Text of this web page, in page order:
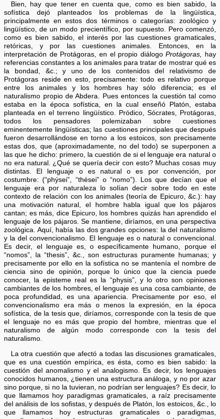
Bien, hay que tener en cuenta que, como es bien sabido, la
sofística dejó planteados los problemas de la lingüística,
principalmente en estos dos términos o categorías: zoológico y
lingüístico, de un modo precientífico, por supuesto. Pero comenzó,
como es bien sabido, el interés por las cuestiones gramaticales,
retóricas, y por las cuestiones animales. Entonces, en la
interpretación de Protágoras, en el propio diálogoProtágoras, hay
referencias constantes a los animales para tratar de mostrar qué es
la bondad, &c.; y uno de los contenidos del relativismo de
Protágoras reside en esto, precisamente: todo es relativo porque
entre los animales y los hombres hay sólo diferencia; es el
naturalismo propio de Abdera. Pues entonces la cuestión tal como
estaba en la época sofística, en la cual enseñó Platón, estaba
planteada en el terreno lingüístico. Pródico, Sócrates, Protágoras,
todos los pensadores polemizaban sobre cuestiones
eminentemente lingüísticas; las cuestiones principales que después
fueron desarrollándose en torno a los estoicos, son precisamente
estas dos, que (aproximadamente, no del todo) se superponen a
las que he dicho: primero, la cuestión de si el lenguaje era natural o
no era natural. ¿Qué se quería decir con esto? Muchas cosas muy
distintas. El lenguaje o es natural o es por convención, por
costumbre: (“phýsei”, “thései” o “nomo”). Los que decían que el
lenguaje era por naturaleza lo solían decir sobre todo en este
contexto de relación con los animales (teoría de Epicuro, &c.): hay
una motivación natural, el hombre habla igual que los pájaros
cantan; es más, dice Epicuro, los hombres quizás han aprendido el
lenguaje de los pájaros. Se mantiene, diríamos, en una perspectiva
zoológica. Aquí, había las dos grandes opciones: la del naturalismo
y la del convencionalismo. El lenguaje es o natural o convencional.
Es decir, el lenguaje es, o específicamente humano, porque el
“nomos”, la “thesis”, &c., son estructuras puramente humanas; y
precisamente por ello en la sofística no se mantenía el nombre de
ciencia sino de opinión, porque lo único que la ciencia puede
conocer, la episteme real es la “physis”, y lo otro son opiniones
cambiantes de los hombres, el lenguaje es una cosa cambiante, de
poca profundidad, es una apariencia. Precisamente por eso, el
convencionalismo era más o menos la expresión, en la época
sofística, de la tesis que, diríamos, corresponde con la tesis de que
el lenguaje no es más que propio del hombre, mientras que el
naturalismo de algún modo corresponde con la tesis del
naturalismo.
La otra cuestión que afectó a todas las discusiones gramaticales,
que es una cuestión empírica, es ésta, como es bien sabido: la
cuestión del anomalismo y el analogismo. Es decir, los lenguajes
conocidos humanos, ¿tienen una estructura análoga, y no por azar
sino porque, si no la tuvieran, no podrían ser lenguajes? Es decir, lo
que llamamos hoy paradigmas gramaticales, a raíz precisamente
del análisis de los sofistas, y después de Platón, los estoicos, &c., lo
que llamamos hoy estructuras gramaticales o paradigmas,